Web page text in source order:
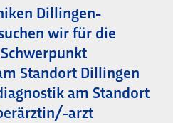
Dillingen-
wir für die
Standort Dillingen
am Standort
arzt